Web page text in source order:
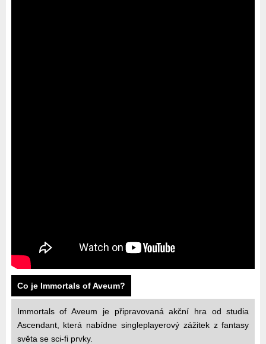
Co je Immortals of Aveum?
Immortals of Aveum je připravovaná akční hra od studia
Ascendant, která nabídne singleplayerový zážitek z fantasy
světa se sci-fi prvky.